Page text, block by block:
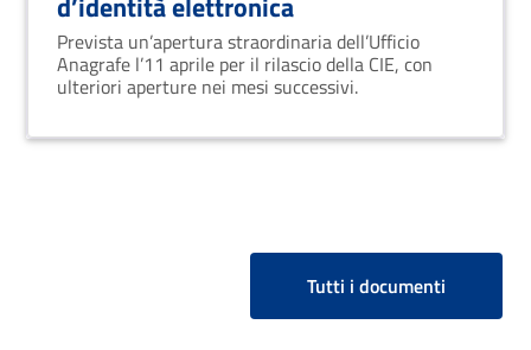
Prevista un’apertura straordinaria dell’Ufficio
Anagrafe l’11 aprile per il rilascio della CIE, con
ulteriori aperture nei mesi successivi.
Tutti i documenti